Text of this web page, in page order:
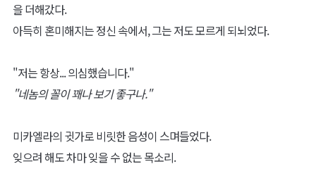
을 더해갔다.
아득히 혼미해지는 정신 속에서, 그는 저도 모르게 되뇌었다.
"저는 항상... 의심했습니다."
"네놈의 꼴이 꽤나 보기 좋구나."
미카엘라의 귓가로 비릿한 음성이 스며들었다.
잊으려 해도 차마 잊을 수 없는 목소리.